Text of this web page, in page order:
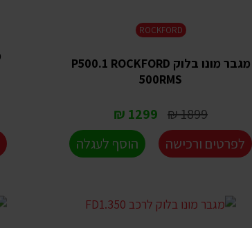
ROCKFORD
מגבר מונו בלוק P500.1 ROCKFORD
500RMS
1899 ₪
1299 ₪
לפרטים ורכישה הוסף לעגלה